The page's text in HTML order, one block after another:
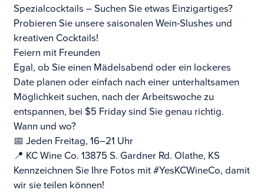
Spezialcocktails – Suchen Sie etwas Einzigartiges?
Probieren Sie unsere saisonalen Wein-Slushes und
kreativen Cocktails!
Feiern mit Freunden
Egal, ob Sie einen Mädelsabend oder ein lockeres
Date planen oder einfach nach einer unterhaltsamen
Möglichkeit suchen, nach der Arbeitswoche zu
entspannen, bei $5 Friday sind Sie genau richtig.
Wann und wo?
📅 Jeden Freitag, 16–21 Uhr
📍 KC Wine Co. 13875 S. Gardner Rd. Olathe, KS
Kennzeichnen Sie Ihre Fotos mit #YesKCWineCo, damit
wir sie teilen können!